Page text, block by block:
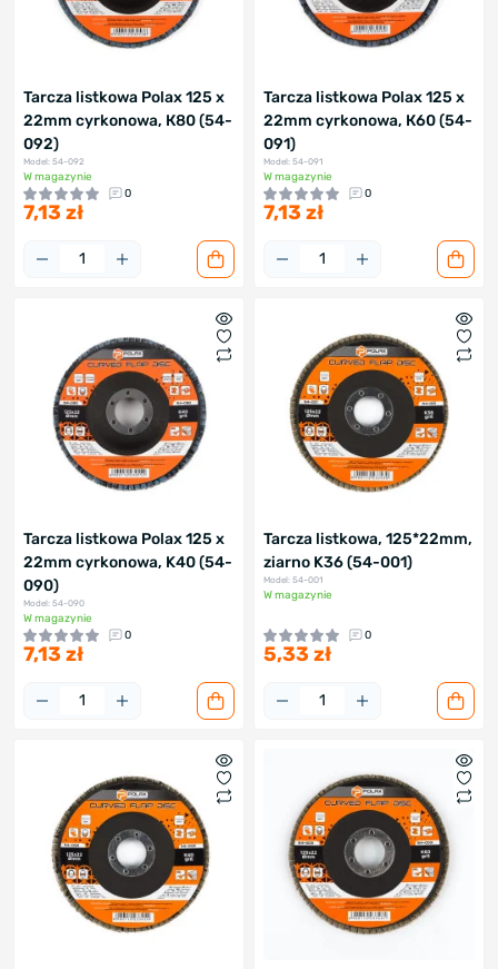
Tarcza listkowa Polax 125 х
22mm cyrkonowa, К80 (54-
092)
Model: 54-092
W magazynie
0
7,13 zł
Tarcza listkowa Polax 125 х
22mm cyrkonowa, К60 (54-
091)
Model: 54-091
W magazynie
0
7,13 zł
Tarcza listkowa Polax 125 х
22mm cyrkonowa, K40 (54-
090)
Model: 54-090
W magazynie
0
7,13 zł
Tarcza listkowa, 125*22mm,
ziarno K36 (54-001)
Model: 54-001
W magazynie
0
5,33 zł